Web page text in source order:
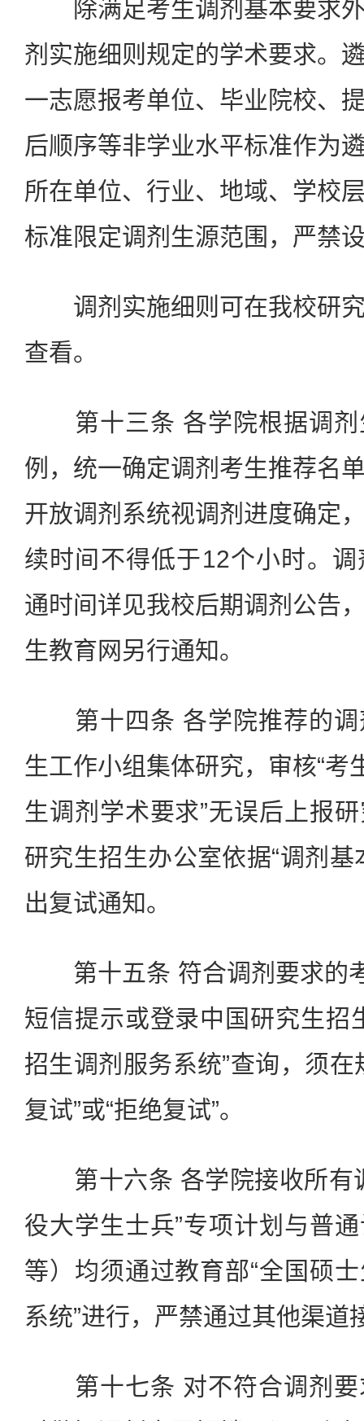
除满足考生调剂基本要求外
剂实施细则规定的学术要求。
一志愿报考单位、毕业院校、
后顺序等非学业水平标准作为
所在单位、行业、地域、学校
标准限定调剂生源范围，严禁
调剂实施细则可在我校研究
查看。
第十三条 各学院根据调剂
例，统一确定调剂考生推荐名
开放调剂系统视调剂进度确定
续时间不得低于12个小时。
通时间详见我校后期调剂公告
生教育网另行通知。
第十四条 各学院推荐的调
生工作小组集体研究，审核“考
生调剂学术要求”无误后上报
研究生招生办公室依据“调剂基
出复试通知。
第十五条 符合调剂要求的考
短信提示或登录中国研究生招
招生调剂服务系统”查询，须在
复试”或“拒绝复试”。
第十六条 各学院接收所有
役大学生士兵”专项计划与普
等）均须通过教育部“全国硕
系统”进行，严禁通过其他渠道
第十七条 对不符合调剂要